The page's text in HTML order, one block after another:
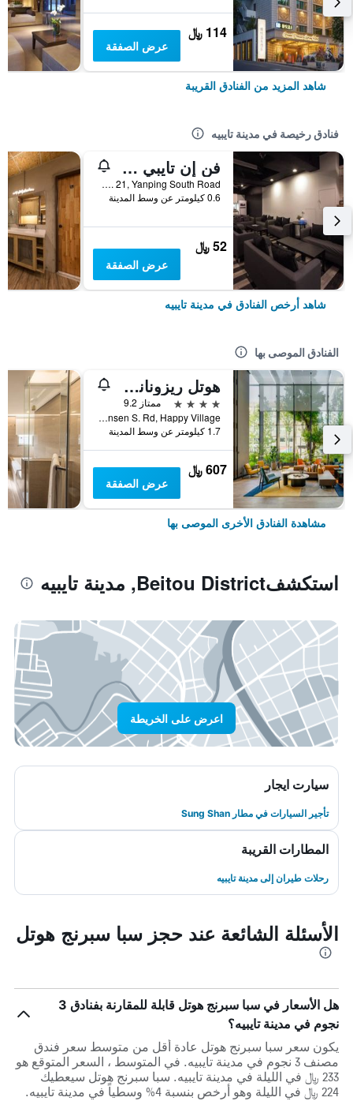
114 ﷼
عرض الصفقة
شاهد المزيد من الفنادق القريبة
فنادق رخيصة في مدينة تايبيه
فن إن تايبي هوستل
2F, No. 21, Yanping South Road, مدينة تايبيه, تايوان
0.6 كيلومتر عن وسط المدينة
52 ﷼
عرض الصفقة
شاهد أرخص الفنادق في مدينة تايبيه
الفنادق الموصى بها
هوتل ريزونانس تايبي، تابيستري كوليكشن باي هيلتون
4 نجوم
ممتاز 9.2
No. 7 Linsen S. Rd, Happy Village, مدينة تايبيه, تايوان
1.7 كيلومتر عن وسط المدينة
607 ﷼
عرض الصفقة
مشاهدة الفنادق الأخرى الموصى بها
استكشفBeitou District, مدينة تايبيه
اعرض على الخريطة
سيارت ايجار
تأجير السيارات في مطار Sung Shan
المطارات القريبة
رحلات طيران إلى مدينة تايبيه
الأسئلة الشائعة عند حجز سبا سبرنج هوتل
هل الأسعار في سبا سبرنج هوتل قابلة للمقارنة بفنادق 3
نجوم في مدينة تايبيه؟
يكون سعر سبا سبرنج هوتل عادة أقل من متوسط ​​سعر فندق
مصنف 3 نجوم في مدينة تايبيه. في المتوسط ، السعر المتوقع هو
233 ﷼ في الليلة في مدينة تايبيه. سبا سبرنج هوتل سيعطيك
224 ﷼ في الليلة وهو أرخص بنسبة 4% وسطياً في مدينة تايبيه.